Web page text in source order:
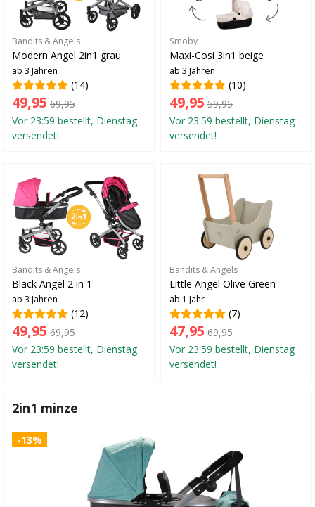
Bandits & Angels
Modern Angel 2in1 grau
ab 3 Jahren
(14)
49,95 69,95
Vor 23:59 bestellt, Dienstag
versendet!
Smoby
Maxi-Cosi 3in1 beige
ab 3 Jahren
(10)
49,95 59,95
Vor 23:59 bestellt, Dienstag
versendet!
Bandits & Angels
Black Angel 2 in 1
ab 3 Jahren
(12)
49,95 69,95
Vor 23:59 bestellt, Dienstag
versendet!
Bandits & Angels
Little Angel Olive Green
ab 1 Jahr
(7)
47,95 69,95
Vor 23:59 bestellt, Dienstag
versendet!
2in1 minze
-13%